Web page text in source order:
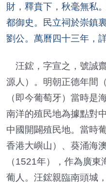
財，釋賁下，秋毫無私
都御史。民立祠於崇鎮
劉公。萬曆四十三年，
汪鋐，字宣之，號誠
源人）。明朝正德年間
（即今葡萄牙）當時是
南洋的殖民地為據點對
中國開闢殖民地。當時
香港大嶼山）、葵涌海
（1521年），作為廣
葡人。汪鋐親臨南頭城